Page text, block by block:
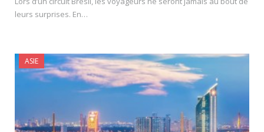
leurs surprises. En…
ASIE